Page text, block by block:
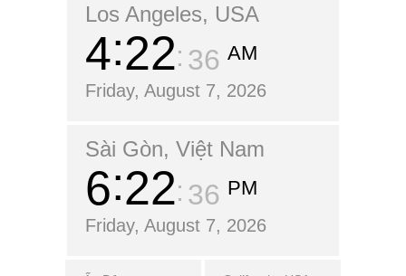
Los Angeles, USA
4 22 38 AM
Friday, August 7, 2026
Sài Gòn, Việt Nam
6 22 38 PM
Friday, August 7, 2026